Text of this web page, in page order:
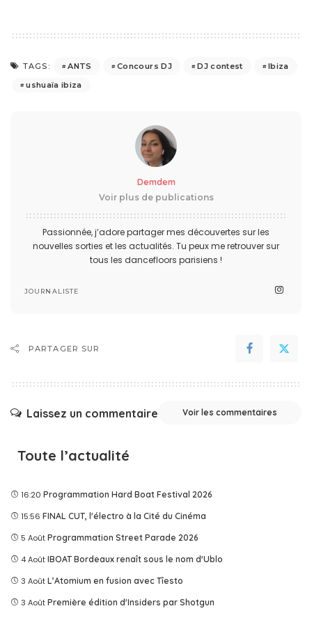
TAGS: ANTS Concours DJ DJ contest
Ibiza
ushuaïa ibiza
Demdem
Voir plus de publications
Passionnée, j’adore partager mes découvertes sur les
nouvelles sorties et les actualités. Tu peux me retrouver sur
tous les dancefloors parisiens !
JOURNALISTE
PARTAGER SUR
Laissez un commentaire Voir les commentaires
Toute l’actualité
16:20 Programmation Hard Boat Festival 2026
15:56 FINAL CUT, l'électro à la Cité du Cinéma
5 Août Programmation Street Parade 2026
4 Août IBOAT Bordeaux renaît sous le nom d'Ublo
3 Août L’Atomium en fusion avec Tîesto
3 Août Première édition d'Insiders par Shotgun